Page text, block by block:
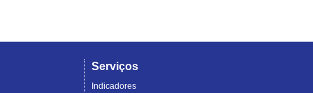
Serviços
Indicadores